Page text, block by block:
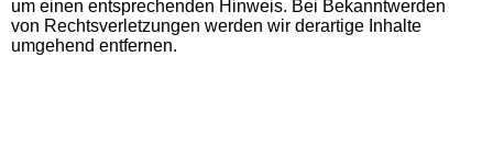
um einen entsprechenden Hinweis. Bei Bekanntwerden
von Rechtsverletzungen werden wir derartige Inhalte
umgehend entfernen.